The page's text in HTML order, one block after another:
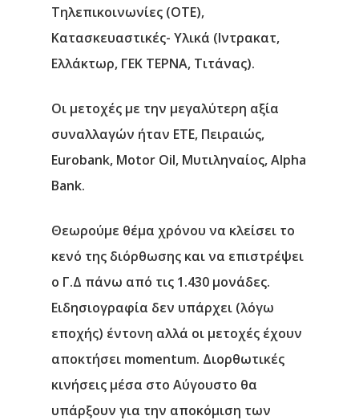
Τηλεπικοινωνίες (ΟΤΕ),
Κατασκευαστικές- Υλικά (Ιντρακατ,
Ελλάκτωρ, ΓΕΚ ΤΕΡΝΑ, Τιτάνας).
Οι μετοχές με την μεγαλύτερη αξία
συναλλαγών ήταν ΕΤΕ, Πειραιώς,
Eurobank, Motor Oil, Μυτιληναίος, Alpha
Bank.
Θεωρούμε θέμα χρόνου να κλείσει το
κενό της διόρθωσης και να επιστρέψει
ο Γ.Δ πάνω από τις 1.430 μονάδες.
Ειδησιογραφία δεν υπάρχει (λόγω
εποχής) έντονη αλλά οι μετοχές έχουν
αποκτήσει momentum. Διορθωτικές
κινήσεις μέσα στο Αύγουστο θα
υπάρξουν για την αποκόμιση των